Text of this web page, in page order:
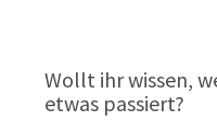
Wollt ihr wissen,
etwas passiert?